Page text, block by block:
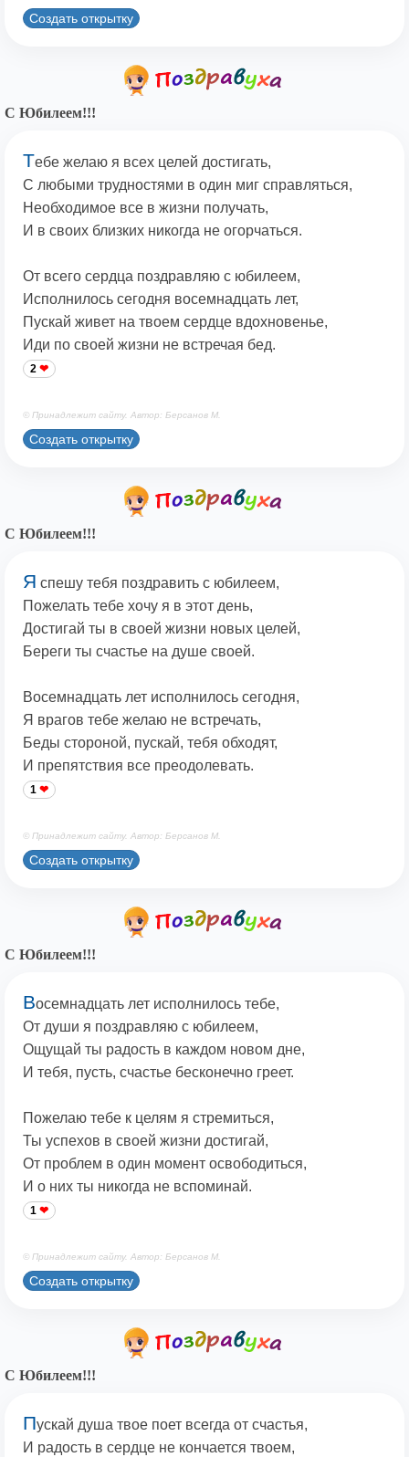
Создать открытку
С Юбилеем!!!
Тебе желаю я всех целей достигать,
С любыми трудностями в один миг справляться,
Необходимое все в жизни получать,
И в своих близких никогда не огорчаться.
От всего сердца поздравляю с юбилеем,
Исполнилось сегодня восемнадцать лет,
Пускай живет на твоем сердце вдохновенье,
Иди по своей жизни не встречая бед.
2
© Принадлежит сайту. Автор: Берсанов М.
Создать открытку
С Юбилеем!!!
Я спешу тебя поздравить с юбилеем,
Пожелать тебе хочу я в этот день,
Достигай ты в своей жизни новых целей,
Береги ты счастье на душе своей.
Восемнадцать лет исполнилось сегодня,
Я врагов тебе желаю не встречать,
Беды стороной, пускай, тебя обходят,
И препятствия все преодолевать.
1
© Принадлежит сайту. Автор: Берсанов М.
Создать открытку
С Юбилеем!!!
Восемнадцать лет исполнилось тебе,
От души я поздравляю с юбилеем,
Ощущай ты радость в каждом новом дне,
И тебя, пусть, счастье бесконечно греет.
Пожелаю тебе к целям я стремиться,
Ты успехов в своей жизни достигай,
От проблем в один момент освободиться,
И о них ты никогда не вспоминай.
1
© Принадлежит сайту. Автор: Берсанов М.
Создать открытку
С Юбилеем!!!
Пускай душа твое поет всегда от счастья,
И радость в сердце не кончается твоем,